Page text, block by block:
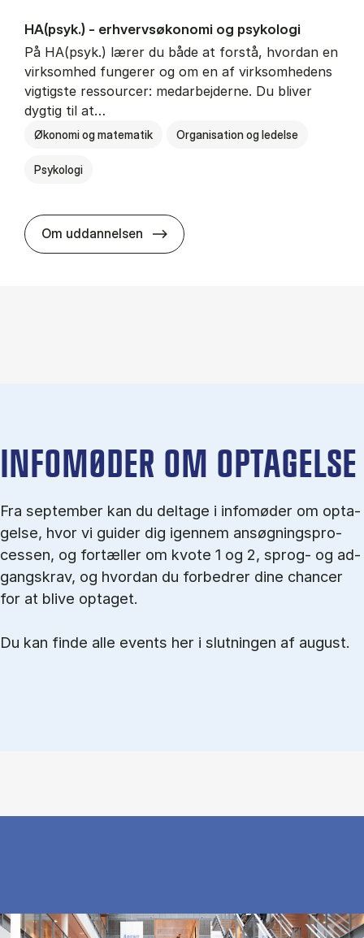
HA(psyk.) - erhvervs­økonomi og psy­ko­lo­gi
På HA(psyk.) lærer du både at forstå, hvordan en
virksomhed fungerer og om en af virksomhedens
vigtigste ressourcer: medarbejderne. Du bliver
dygtig til at…
Økonomi og matematik Organisation og ledelse
Psykologi
Om uddannelsen HA(psyk.) - erhvervs­økonomi og
IN­FO­MØ­DER OM OP­TA­GEL­SE
Fra september kan du del­tage i in­fo­mø­der om op­ta­
gel­se, hvor vi gu­i­der dig igen­nem an­søg­nings­pro­
ces­sen, og for­tæl­ler om kvo­te 1 og 2, sprog- og ad­
gangs­krav, og hvordan du forbedrer dine chancer
for at blive optaget.
Du kan finde alle events her i slutningen af august.